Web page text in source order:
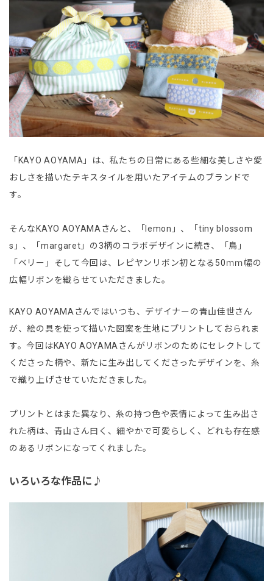
「KAYO AOYAMA」は、私たちの日常にある些細な美しさや愛
おしさを描いたテキスタイルを用いたアイテムのブランドで
す。
そんなKAYO AOYAMAさんと、「lemon」、「tiny blossom
s」、「margaret」の3柄のコラボデザインに続き、「鳥」
「ベリー」そして今回は、レピヤンリボン初となる50ｍｍ幅の
広幅リボンを織らせていただきました。
KAYO AOYAMAさんではいつも、デザイナーの青山佳世さん
が、絵の具を使って描いた図案を生地にプリントしておられま
す。今回はKAYO AOYAMAさんがリボンのためにセレクトして
くださった柄や、新たに生み出してくださったデザインを、糸
で織り上げさせていただきました。
プリントとはまた異なり、糸の持つ色や表情によって生み出さ
れた柄は、青山さん曰く、細やかで可愛らしく、どれも存在感
のあるリボンになってくれました。
いろいろな作品に♪